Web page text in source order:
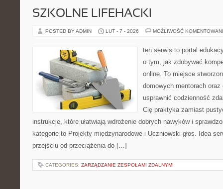
SZKOLNE LIFEHACKI
POSTED BY ADMIN LUT - 7 - 2026 MOŻLIWOŚĆ
ten serwis to portal
o tym, jak zdobywać
online. To miejsce
domowych mentorach
usprawnić codzienność
Cię praktyka zamiast
instrukcje, które ułatwiają wdrożenie dobrych nawyków i
kategorie to Projekty międzynarodowe i Uczniowski głos. Idea
przejściu od przeciążenia do […]
CATEGORIES: ZARZĄDZANIE ZESPOŁAMI ZDALNYMI